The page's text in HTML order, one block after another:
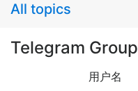
All topics
Telegram
用户名